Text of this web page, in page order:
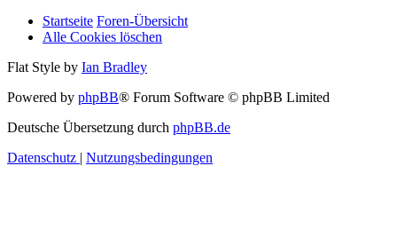
Startseite Foren-Übersicht
Alle Cookies löschen
Flat Style by Ian Bradley
Powered by phpBB® Forum Software © phpBB Limited
Deutsche Übersetzung durch phpBB.de
Datenschutz | Nutzungsbedingungen